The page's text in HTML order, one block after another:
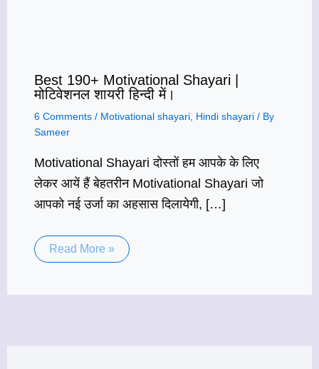
Best 190+ Motivational Shayari |
मोटिवेशनल शायरी हिन्दी में।
6 Comments / Motivational shayari Hindi shayari / By
Sameer
Motivational Shayari दोस्तों हम आपके के लिए
लेकर आयें हैं बेहतरीन Motivational Shayari जो
आपको नई उर्जा का अहसास दिलायेगी, […]
Read More »